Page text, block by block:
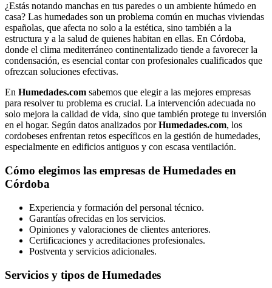
¿Estás notando manchas en tus paredes o un ambiente húmedo en
casa? Las humedades son un problema común en muchas viviendas
españolas, que afecta no solo a la estética, sino también a la
estructura y a la salud de quienes habitan en ellas. En Córdoba,
donde el clima mediterráneo continentalizado tiende a favorecer la
condensación, es esencial contar con profesionales cualificados que
ofrezcan soluciones efectivas.
En Humedades.com sabemos que elegir a las mejores empresas
para resolver tu problema es crucial. La intervención adecuada no
solo mejora la calidad de vida, sino que también protege tu inversión
en el hogar. Según datos analizados porHumedades.com, los
cordobeses enfrentan retos específicos en la gestión de humedades,
especialmente en edificios antiguos y con escasa ventilación.
Cómo elegimos las empresas de Humedades en
Córdoba
Experiencia y formación del personal técnico.
Garantías ofrecidas en los servicios.
Opiniones y valoraciones de clientes anteriores.
Certificaciones y acreditaciones profesionales.
Postventa y servicios adicionales.
Servicios y tipos de Humedades